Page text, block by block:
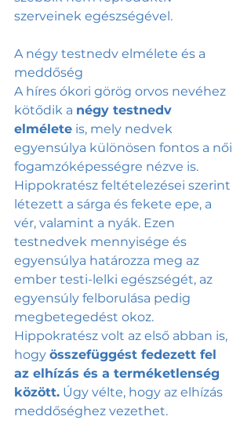
szerveinek egészségével.
A négy testnedv elmélete és a
meddőség
A híres ókori görög orvos nevéhez
kötődik a négy testnedv
elmélete is, mely nedvek
egyensúlya különösen fontos a női
fogamzóképességre nézve is.
Hippokratész feltételezései szerint
létezett a sárga és fekete epe, a
vér, valamint a nyák. Ezen
testnedvek mennyisége és
egyensúlya határozza meg az
ember testi-lelki egészségét, az
egyensúly felborulása pedig
megbetegedést okoz.
Hippokratész volt az első abban is,
hogy összefüggést fedezett fel
az elhízás és a terméketlenség
között. Úgy vélte, hogy az elhízás
meddőséghez vezethet.